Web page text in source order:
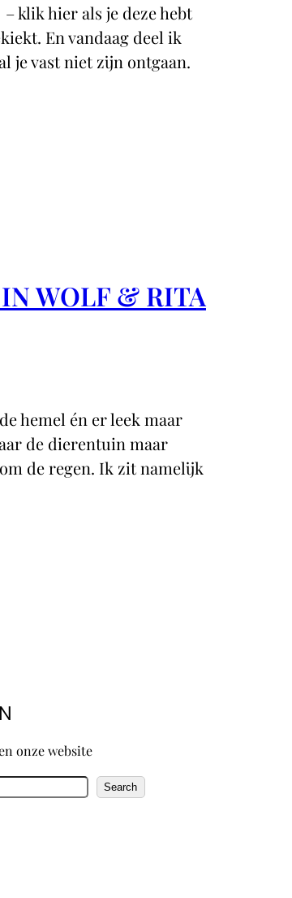
klik hier als je deze hebt
En vandaag deel ik
je vast niet zijn ontgaan.
WOLF & RITA
hemel én er leek maar
de dierentuin maar
de regen. Ik zit namelijk
onze website
Search